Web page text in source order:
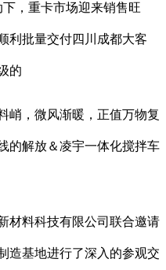
，重卡市场迎来销售旺
利批量交付四川成都大客
的
，微风渐暖，正值万物复
的解放＆凌宇一体化搅拌车
料科技有限公司联合邀请
造基地进行了深入的参观交